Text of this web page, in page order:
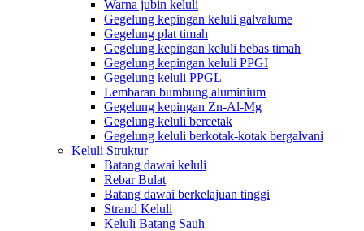
Warna jubin keluli
Gegelung kepingan keluli galvalume
Gegelung plat timah
Gegelung kepingan keluli bebas timah
Gegelung kepingan keluli PPGI
Gegelung keluli PPGL
Lembaran bumbung aluminium
Gegelung kepingan Zn-Al-Mg
Gegelung keluli bercetak
Gegelung keluli berkotak-kotak bergalvani
Keluli Struktur
Batang dawai keluli
Rebar Bulat
Batang dawai berkelajuan tinggi
Strand Keluli
Keluli Batang Sauh